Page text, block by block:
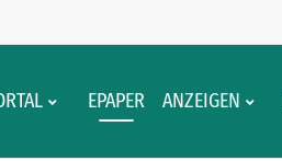
EPAPER ANZEIGEN